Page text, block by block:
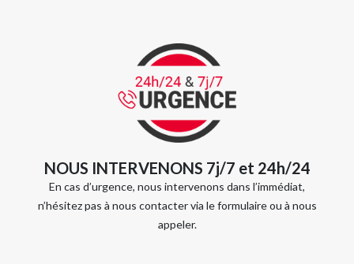
NOUS INTERVENONS 7j/7 et 24h/24
En cas d’urgence, nous intervenons dans l’immédiat,
n’hésitez pas à nous contacter via le formulaire ou à nous
appeler.